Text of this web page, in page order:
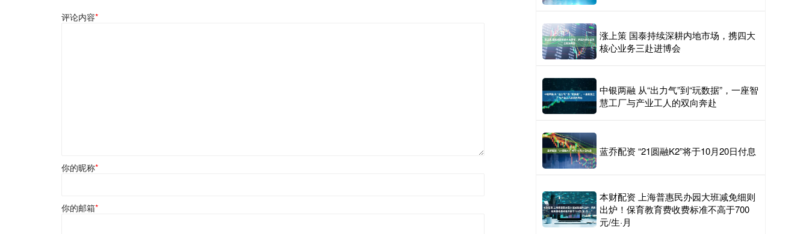
评论内容*
你的昵称*
你的邮箱*
涨上策 国泰持续深耕内地市场，携四大
核心业务三赴进博会
中银两融 从“出力气”到“玩数据”，一座智
慧工厂与产业工人的双向奔赴
蓝乔配资 “21圆融K2”将于10月20日付息
本财配资 上海普惠民办园大班减免细则
出炉！保育教育费收费标准不高于700
元/生·月